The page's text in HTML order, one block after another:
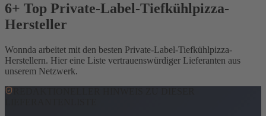
6+ Top Private-Label-Tiefkühlpizza-
Hersteller
Wonnda arbeitet mit den besten Private-Label-Tiefkühlpizza-
Herstellern. Hier eine Liste vertrauenswürdiger Lieferanten aus
unserem Netzwerk.